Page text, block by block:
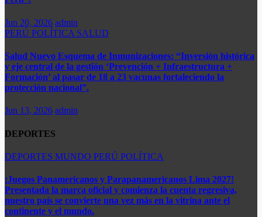
Jun 20, 2026 admin
PERÚ POLÍTICA SALUD
Salud Nuevo Esquema de Inmunizaciones: “Inversión histórica
y eje central de la gestión ‘Prevención + Infraestructura +
Formación’ al pasar de 18 a 23 vacunas fortaleciendo la
protección nacional”.
Jun 13, 2026 admin
DEPORTES
DEPORTES MUNDO PERÚ POLÍTICA
¡Juegos Panamericanos y Parapanamericanos Lima 2027!
Presentada la marca oficial y comienza la cuenta regresiva,
nuestro país se convierte una vez más en la vitrina ante el
continente y el mundo.​